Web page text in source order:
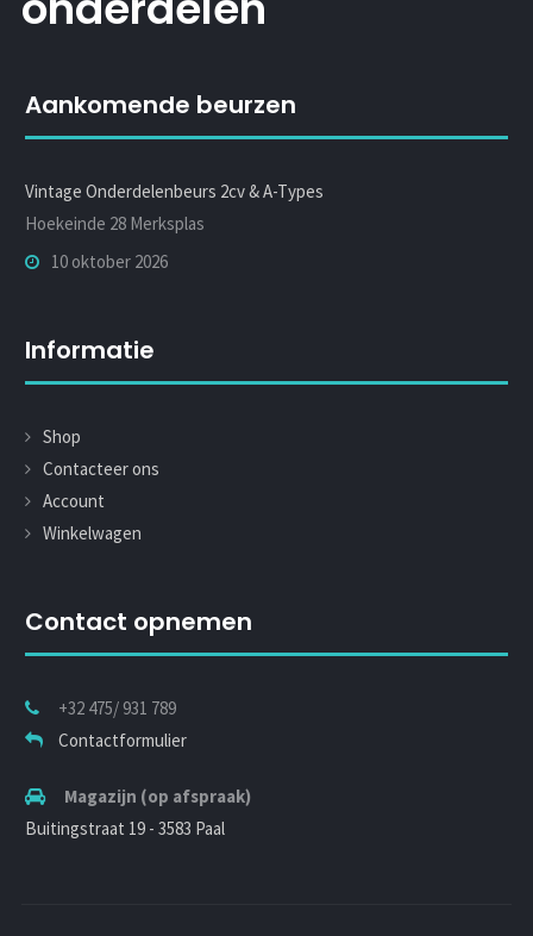
Aankomende beurzen
Vintage Onderdelenbeurs 2cv & A-Types
Hoekeinde 28 Merksplas
10 oktober 2026
Informatie
Shop
Contacteer ons
Account
Winkelwagen
Contact opnemen
+32 475/ 931 789
Contactformulier
Magazijn (op afspraak)
Buitingstraat 19 - 3583 Paal